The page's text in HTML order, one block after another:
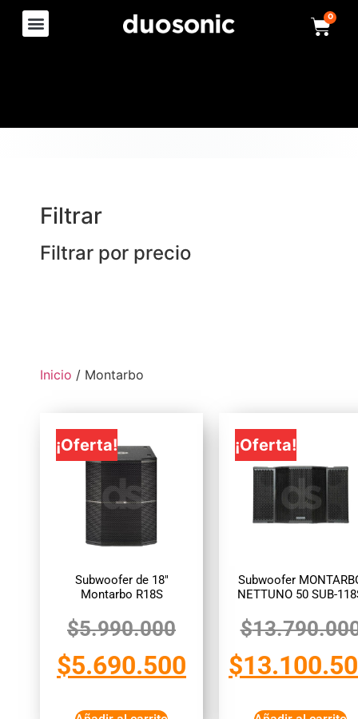
0
Filtrar
Filtrar por precio
Inicio / Montarbo
¡Oferta!
Subwoofer de 18″
Montarbo R18S
$5.990.000
$5.690.500
¡Oferta!
Subwoofer
NETTUNO 50 SUB-
$
$